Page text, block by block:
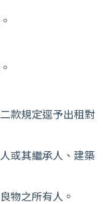
款規定逕予出租對
或其繼承人、建築
物之所有人。